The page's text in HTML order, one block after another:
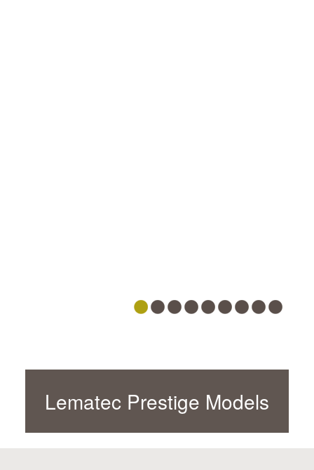
Lematec Prestige Models